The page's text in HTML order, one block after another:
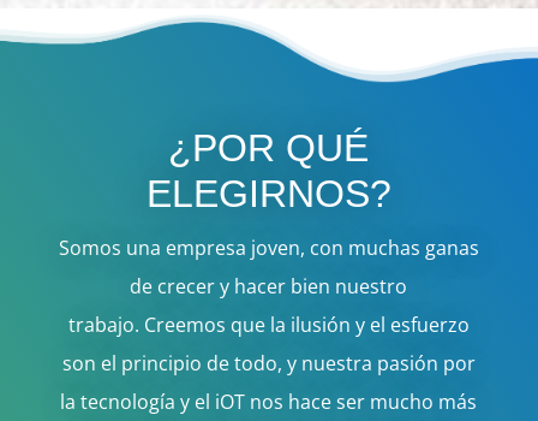
¿POR QUÉ
ELEGIRNOS?
Somos una empresa joven, con muchas ganas
de crecer y hacer bien nuestro
trabajo. Creemos que la ilusión y el esfuerzo
son el principio de todo, y nuestra pasión por
la tecnología y el iOT nos hace ser mucho más